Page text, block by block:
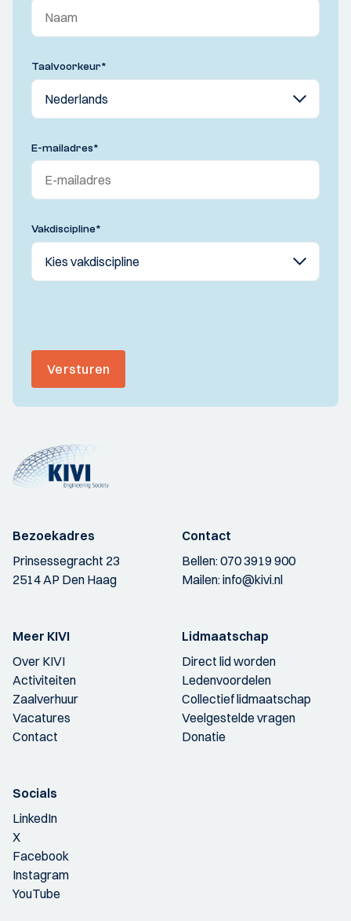
Taalvoorkeur*
E-mailadres*
Vakdiscipline*
Versturen
Bezoekadres
Prinsessegracht 23
2514 AP Den Haag
Contact
Bellen:070 3919 900
Mailen:info@kivi.nl
Meer KIVI
Over KIVI
Activiteiten
Zaalverhuur
Vacatures
Contact
Lidmaatschap
Direct lid worden
Ledenvoordelen
Collectief lidmaatschap
Veelgestelde vragen
Donatie
Socials
LinkedIn
X
Facebook
Instagram
YouTube